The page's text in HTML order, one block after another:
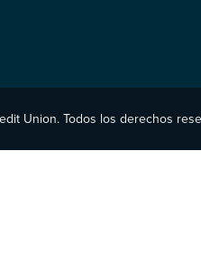
Union. Todos los derechos